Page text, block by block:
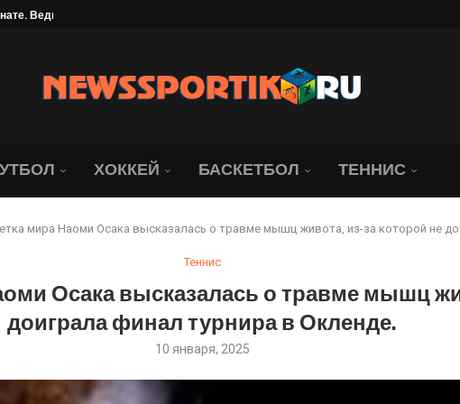
рублей
ХОККЕЙ БАСКЕТБОЛ ТЕННИС
мира Наоми Осака высказалась о травме мышц живота, из-за которой не
Теннис
Осака высказалась о травме мышц
доиграла финал турнира в Окленде.
10 января, 2025